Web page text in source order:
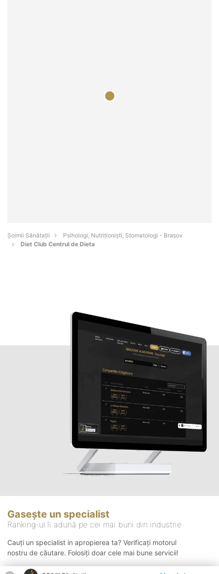
Şoimii Sănătații
Psihologi, Nutriționiști, Stomatologi - Braşov
Diet Club Centrul de Dieta
Gasește un specialist
Ranking-ul îi adună pe cei mai buni din industrie
Cauți un specialist in apropierea ta? Verificați motorul
nostru de căutare. Folosiți doar cele mai bune servicii!